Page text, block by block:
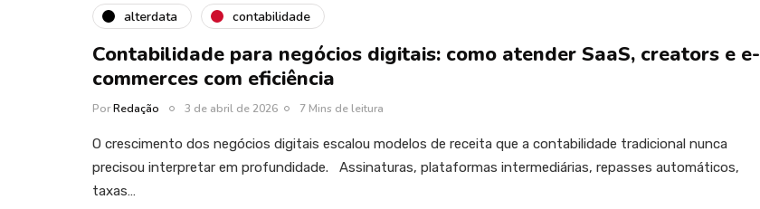
alterdata contabilidade
Contabilidade para negócios digitais: como atender SaaS, creators e e-
commerces com eficiência
PorRedação 3 de abril de 2026 7 Mins de leitura
O crescimento dos negócios digitais escalou modelos de receita que a contabilidade tradicional nunca
precisou interpretar em profundidade. Assinaturas, plataformas intermediárias, repasses automáticos,
taxas…